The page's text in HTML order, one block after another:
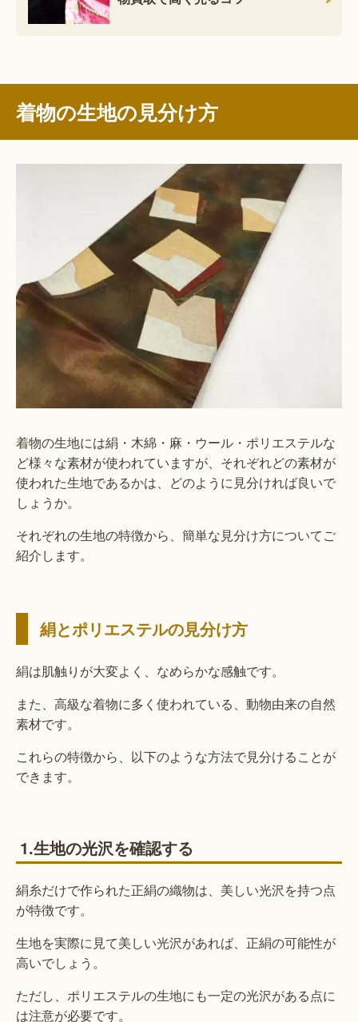
着物の生地の見分け方
着物の生地には絹・木綿・麻・ウール・ポリエステルな
ど様々な素材が使われていますが、それぞれどの素材が
使われた生地であるかは、どのように見分ければ良いで
しょうか。
それぞれの生地の特徴から、簡単な見分け方についてご
紹介します。
絹とポリエステルの見分け方
絹は肌触りが大変よく、なめらかな感触です。
また、高級な着物に多く使われている、動物由来の自然
素材です。
これらの特徴から、以下のような方法で見分けることが
できます。
1.生地の光沢を確認する
絹糸だけで作られた正絹の織物は、美しい光沢を持つ点
が特徴です。
生地を実際に見て美しい光沢があれば、正絹の可能性が
高いでしょう。
ただし、ポリエステルの生地にも一定の光沢がある点に
は注意が必要です。